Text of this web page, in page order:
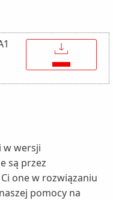
↓
w wersji
są przez
one w rozwiązaniu
pomocy na